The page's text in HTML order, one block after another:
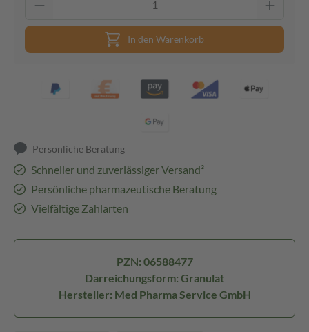
In den Warenkorb
Persönliche Beratung
Schneller und zuverlässiger Versand³
Persönliche pharmazeutische Beratung
Vielfältige Zahlarten
PZN: 06588477
Darreichungsform: Granulat
Hersteller: Med Pharma Service GmbH